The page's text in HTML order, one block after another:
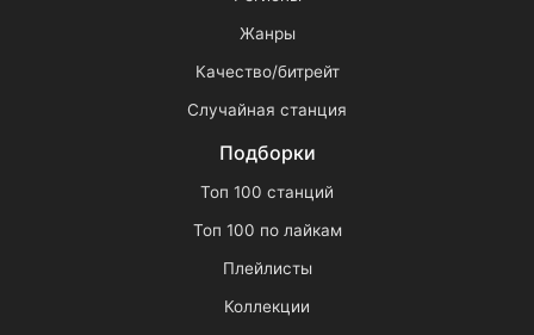
Жанры
Качество/битрейт
Случайная станция
Подборки
Топ 100 станций
Топ 100 по лайкам
Плейлисты
Коллекции